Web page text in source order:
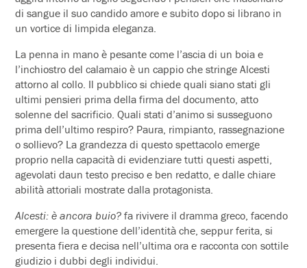
di sangue il suo candido amore e subito dopo si librano in
un vortice di limpida eleganza.
La penna in mano è pesante come l’ascia di un boia e
l’inchiostro del calamaio è un cappio che stringe Alcesti
attorno al collo. Il pubblico si chiede quali siano stati gli
ultimi pensieri prima della firma del documento, atto
solenne del sacrificio. Quali stati d’animo si susseguono
prima dell’ultimo respiro? Paura, rimpianto, rassegnazione
o sollievo? La grandezza di questo spettacolo emerge
proprio nella capacità di evidenziare tutti questi aspetti,
agevolati daun testo preciso e ben redatto, e dalle chiare
abilità attoriali mostrate dalla protagonista.
Alcesti: è ancora buio?fa rivivere il dramma greco, facendo
emergere la questione dell’identità che, seppur ferita, si
presenta fiera e decisa nell’ultima ora e racconta con sottile
giudizio i dubbi degli individui.